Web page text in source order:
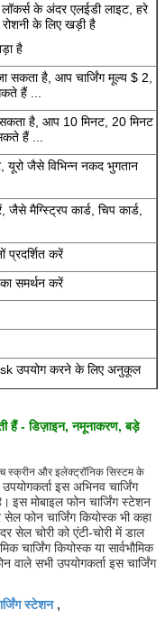
के अंदर एलईडी लाइट, हरे
के लिए खड़ी है
है
सकता है, आप चार्जिंग मूल्य $ 2,
हैं ...
सकता है, आप 10 मिनट, 20 मिनट
हैं ...
यूरो जैसे विभिन्न नकद भुगतान
जैसे मैग्स्ट्रिप कार्ड, चिप कार्ड,
प्रदर्शित करें
का समर्थन करें
उपयोग करने के लिए अनुकूल
है
रीडर, फिंगरप्रिंट स्कैनर,
हैं वह ऊपर शामिल नहीं है, तो
हैं - डिज़ाइन, नमूनाकरण, बड़े
टच स्क्रीन और इलेक्ट्रॉनिक सिस्टम के
इस अभिनव चार्जिंग
इस मोबाइल फोन चार्जिंग स्टेशन
सेल फोन चार्जिंग कियोस्क भी कहा
सेल चोरी को एंटी-चोरी में डाल
चार्जिंग कियोस्क या सार्वभौमिक
वाले सभी उपयोगकर्ता इस चार्जिंग
स्टेशन,